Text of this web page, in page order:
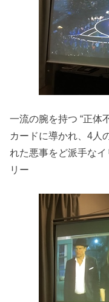
一流の腕を持つ “正体
カードに導かれ、4人
れた悪事をど派手な
リー